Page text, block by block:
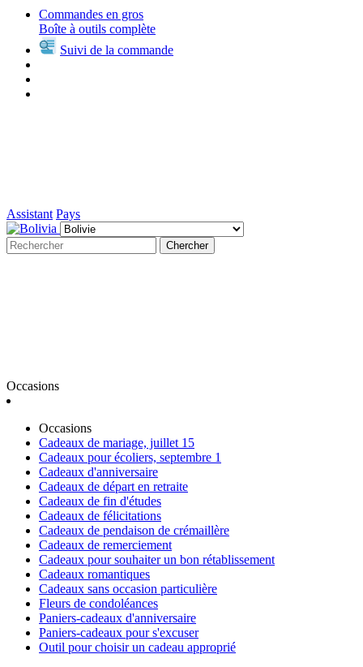
Commandes en gros
Boîte à outils complète
Suivi de la commande
Assistant Pays
Chercher
Occasions
Occasions
Cadeaux de mariage, juillet 15
Cadeaux pour écoliers, septembre 1
Cadeaux d'anniversaire
Cadeaux de départ en retraite
Cadeaux de fin d'études
Cadeaux de félicitations
Cadeaux de pendaison de crémaillère
Cadeaux de remerciement
Cadeaux pour souhaiter un bon rétablissement
Cadeaux romantiques
Cadeaux sans occasion particulière
Fleurs de condoléances
Paniers-cadeaux d'anniversaire
Paniers-cadeaux pour s'excuser
Outil pour choisir un cadeau approprié